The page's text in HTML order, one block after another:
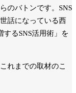
のバトンです。SNS
話になっている西
るSNS活用術」を
れまでの取材のこ